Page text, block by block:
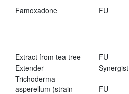
Famoxadone FU
Extract from tea tree FU
Extender
Synergist
Trichoderma
asperellum (strain
FU